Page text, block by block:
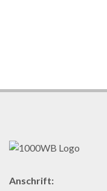
Anschrift: